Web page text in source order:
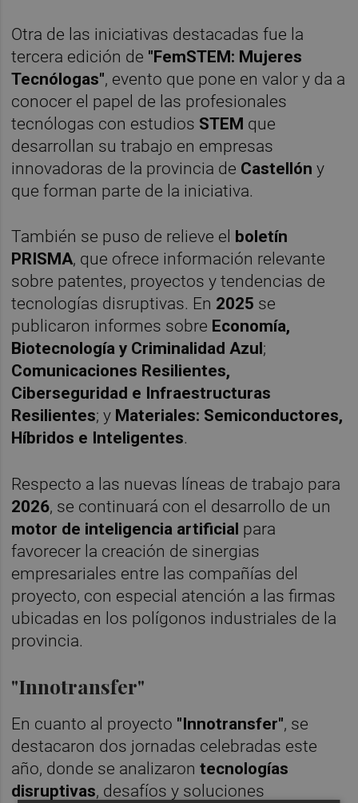
Otra de las iniciativas destacadas fue la
tercera edición de "FemSTEM: Mujeres
Tecnólogas", evento que pone en valor y da a
conocer el papel de las profesionales
tecnólogas con estudios STEM que
desarrollan su trabajo en empresas
innovadoras de la provincia de Castellón y
que forman parte de la iniciativa.
También se puso de relieve el boletín
PRISMA, que ofrece información relevante
sobre patentes, proyectos y tendencias de
tecnologías disruptivas. En 2025 se
publicaron informes sobre Economía,
Biotecnología y Criminalidad Azul ;
Comunicaciones Resilientes,
Ciberseguridad e Infraestructuras
Resilientes; y Materiales: Semiconductores,
Híbridos e Inteligentes.
Respecto a las nuevas líneas de trabajo para
2026, se continuará con el desarrollo de un
motor de inteligencia artificial para
favorecer la creación de sinergias
empresariales entre las compañías del
proyecto, con especial atención a las firmas
ubicadas en los polígonos industriales de la
provincia.
"Innotransfer"
En cuanto al proyecto "Innotransfer", se
destacaron dos jornadas celebradas este
año, donde se analizarontecnologías
disruptivas, desafíos y soluciones